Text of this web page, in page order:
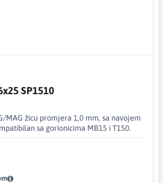
SP1510
MAG žicu promjera 1,0 mm, sa navojem
sa gorionicima MB15 i T150.